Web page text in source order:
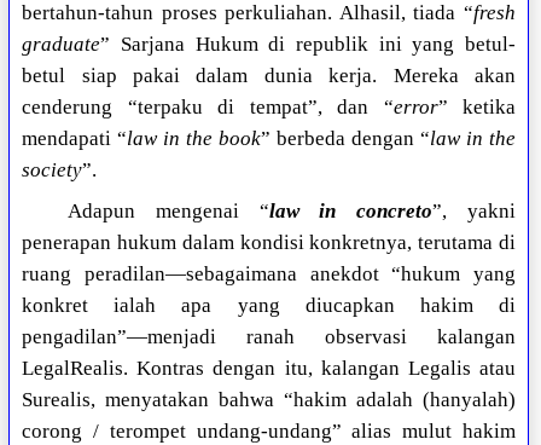
bertahun-tahun proses perkuliahan. Alhasil, tiada “fresh
graduate” Sarjana Hukum di republik ini yang betul-
betul siap pakai dalam dunia kerja. Mereka akan
cenderung “terpaku di tempat”, dan “error” ketika
mendapati “law in the book” berbeda dengan “law in the
society”.
Adapun mengenai “law in concreto”, yakni
penerapan hukum dalam kondisi konkretnya, terutama di
ruang peradilan—sebagaimana anekdot “hukum yang
konkret ialah apa yang diucapkan hakim di
pengadilan”—menjadi ranah observasi kalangan
LegalRealis. Kontras dengan itu, kalangan Legalis atau
Surealis, menyatakan bahwa “hakim adalah (hanyalah)
corong / terompet undang-undang” alias mulut hakim